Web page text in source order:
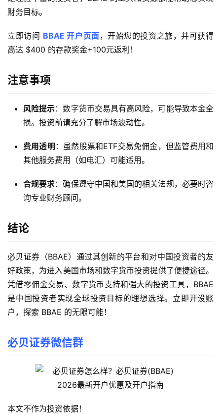
财务目标。
立即访问 BBAE 开户页面，开始您的投资之旅，并可获得
高达 $400 的存款奖金+100元返利！
注意事项
风险提示：数字货币交易具有高风险，可能导致本金全
损。投资前请充分了解市场波动性。
费用透明 ：虽然股票和ETF交易免佣金，但监管费用和
其他服务费用（如电汇）可能适用。
合规要求：确保遵守中国和美国的相关法规，必要时咨
询专业财务顾问。
结论
必贝证券（BBAE）通过其创新的平台和对中国投资者的友
好政策，为进入美国市场和数字货币投资提供了便捷途径。
凭借零佣金交易、数字货币支持和强大的投资工具，BBAE
是中国投资者实现全球投资目标的理想选择。立即开设账
户，探索 BBAE 的无限可能！
必贝证券微信群
本文不作为投资依据！